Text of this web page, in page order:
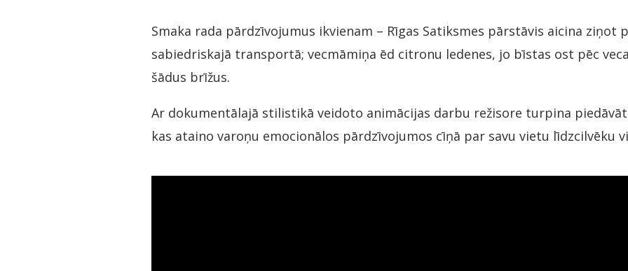
Smaka rada pārdzīvojumus ikvienam – Rīgas Satiksmes pārstāvis aicina ziņot
sabiedriskajā transportā; vecmāmiņa ēd citronu ledenes, jo bīstas ost pēc
šādus brīžus.
Ar dokumentālajā stilistikā veidoto animācijas darbu režisore turpina
kas ataino varoņu emocionālos pārdzīvojumos cīņā par savu vietu līdzcilvēku